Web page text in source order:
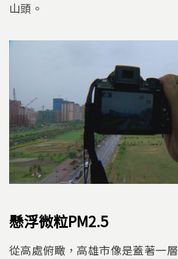
山頭。
懸浮微粒PM2.5
從高處俯瞰，高雄市像是蓋著一